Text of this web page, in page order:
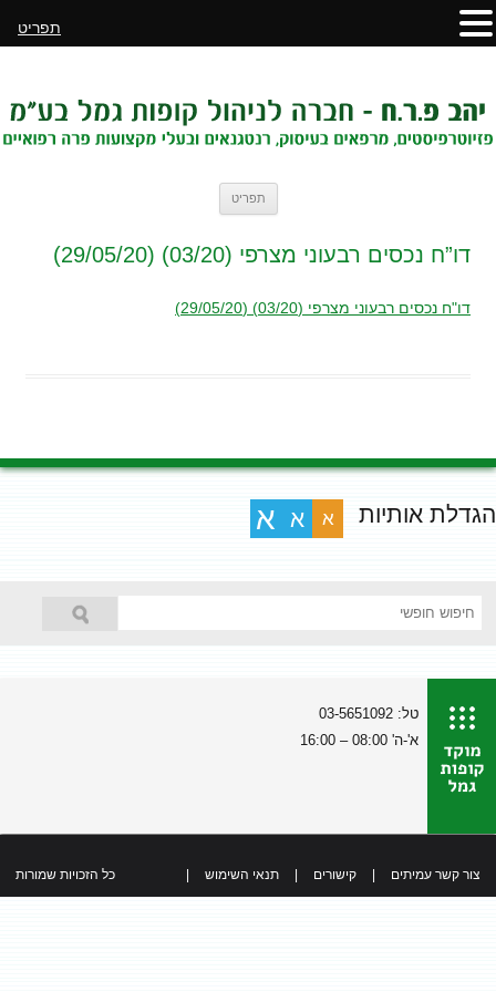
תפריט
דו”ח נכסים רבעוני מצרפי (03/20) (29/05/20)
דו"ח נכסים רבעוני מצרפי (03/20) (29/05/20)
הגדלת אותיות א א א
טל: 03-5651092
א'-ה' 08:00 – 16:00
צור קשר עמיתים קישורים תנאי השימוש כל הזכויות שמורות
תפריט